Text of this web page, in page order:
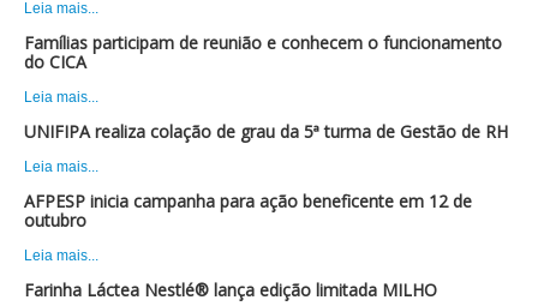
Leia mais...
Famílias participam de reunião e conhecem o funcionamento
do CICA
Leia mais...
UNIFIPA realiza colação de grau da 5ª turma de Gestão de RH
Leia mais...
AFPESP inicia campanha para ação beneficente em 12 de
outubro
Leia mais...
Farinha Láctea Nestlé® lança edição limitada MILHO